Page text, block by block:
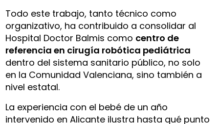
Todo este trabajo, tanto técnico como
organizativo, ha contribuido a consolidar al
Hospital Doctor Balmis como centro de
referencia en cirugía robótica pediátrica
dentro del sistema sanitario público, no solo
en la Comunidad Valenciana, sino también a
nivel estatal.
La experiencia con el bebé de un año
intervenido en Alicante ilustra hasta qué punto